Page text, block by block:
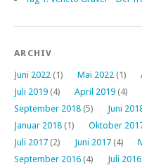
ARCHIV
Juni 2022 (1) Mai 2022 (1)
Juli 2019 (4) April 2019 (4)
September 2018 (5) Juni
Januar 2018 (1) Oktober
Juli 2017 (2) Juni 2017 (4)
September 2016 (4) Juli 2016